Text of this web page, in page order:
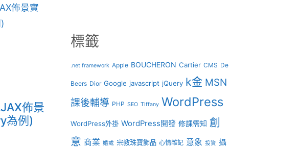
佈景
為例)
標籤
.net framework Apple BOUCHERON Cartier CMS De
Beers Dior Google javascript jQuery k金 MSN
課後輔導 PHP SEO Tiffany WordPress
WordPress外掛 WordPress開發 修課需知 創
意 商業 婚戒 宗教珠寶飾品 心情雜記 意象 投資 攝